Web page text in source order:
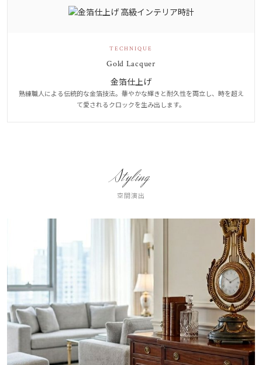
TECHNIQUE
Gold Lacquer
金箔仕上げ
熟練職人による伝統的な金箔技法。華やかな輝きと耐久性を両立し、時を超え
て愛されるクロックを生み出します。
Styling
空間演出